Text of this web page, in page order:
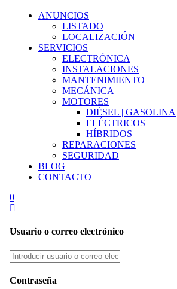
ANUNCIOS
LISTADO
LOCALIZACIÓN
SERVICIOS
ELECTRÓNICA
INSTALACIONES
MANTENIMIENTO
MECÁNICA
MOTORES
DIÉSEL | GASOLINA
ELÉCTRICOS
HÍBRIDOS
REPARACIONES
SEGURIDAD
BLOG
CONTACTO
0
Usuario o correo electrónico
Contraseña